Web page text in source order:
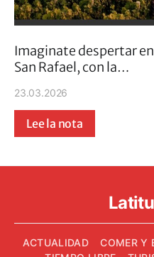
Imaginate despertar
San Rafael, con la…
23.03.2026
Lee la nota
ACTUALIDAD COMER Y